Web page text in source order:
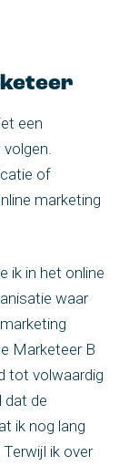
een
of
marketing
ik in het online
waar
Marketeer B
tot volwaardig
dat de
ik nog lang
ik over